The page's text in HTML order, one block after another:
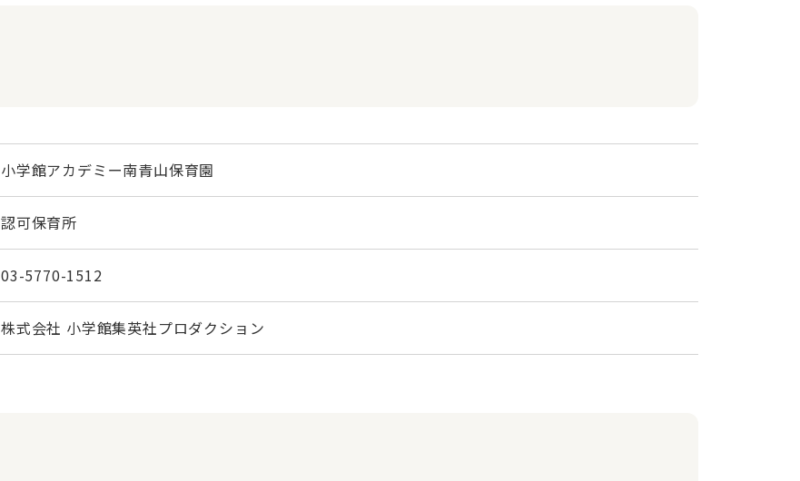
小学館アカデミー南青山保育園
認可保育所
03-5770-1512
株式会社 小学館集英社プロダクション